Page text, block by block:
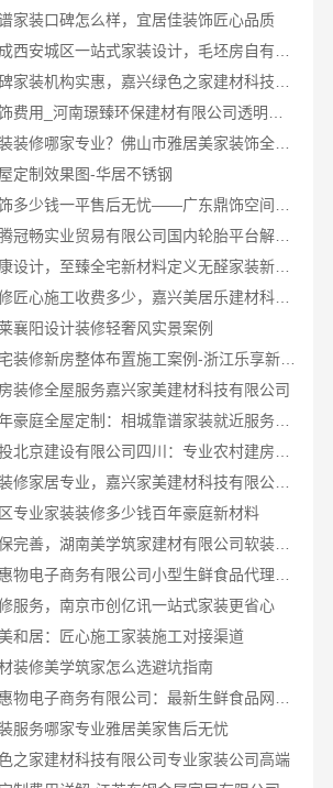
家装口碑怎么样，宜居佳装饰匠心品质
专业家装装修哪家专业？佛山市雅居美家装饰全流程标准化管控
定制效果图-华居不锈钢
湖北省腾冠畅实业贸易有限公司国内轮胎平台解决方案
邯山健康设计，至臻全宅新材料定义无醛家装新标准
新房装修匠心施工收费多少，嘉兴美居乐建材科技有限公司
襄阳设计装修轻奢风实景案例
便宜住宅装修新房整体布置施工案例-浙江乐享新材料有限公司
装修全屋服务嘉兴家美建材科技有限公司
苏州百年豪庭全屋定制：相城靠谱家装就近服务，拎包入住省心
南湖区装修家居专业，嘉兴家美建材科技有限公司值得信赖
专业家装装修多少钱百年豪庭新材料
售后质保完善，湖南美学筑家建材有限公司软装配套
服务，南京市创亿讯一站式家装更省心
和居：匠心施工家装施工对接渠道
装修美学筑家怎么选避坑指南
服务哪家专业雅居美家售后无忧
之家建材科技有限公司专业家装公司高端